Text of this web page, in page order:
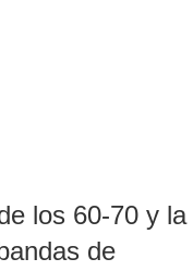
los 60-70 y la
de